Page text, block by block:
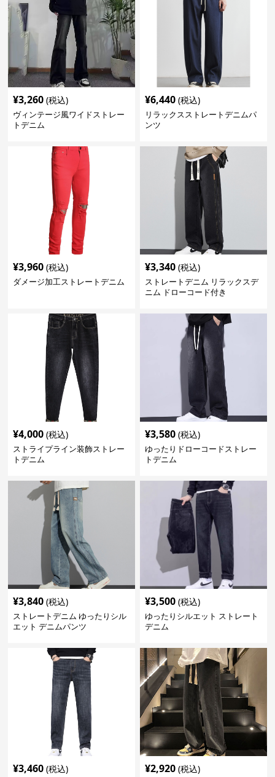
¥3,260 (税込)
ヴィンテージ風ワイドストレー
トデニム
¥6,440 (税込)
リラックスストレートデニムパ
ンツ
¥3,960 (税込)
ダメージ加工ストレートデニム
¥3,340 (税込)
ストレートデニム リラックスデ
ニム ドローコード付き
¥4,000 (税込)
ストライプライン装飾ストレー
トデニム
¥3,580 (税込)
ゆったりドローコードストレー
トデニム
¥3,840 (税込)
ストレートデニム ゆったりシル
エット デニムパンツ
¥3,500 (税込)
ゆったりシルエット ストレート
デニム
¥3,460 (税込) ¥2,920 (税込)